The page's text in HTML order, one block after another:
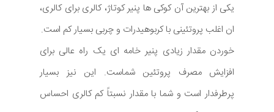
یکی از بهترین آن کوکی ها پنیر کوتاژ، کالری برای کالری،
ان اغلب پروتئینی با کربوهیدرات و چربی بسیار کم است.
خوردن مقدار زیادی پنیر خامه ای یک راه عالی برای
افزایش مصرف پروتئین شماست. این نیز بسیار
پرطرفدار است و شما با مقدار نسبتاً کم کالری احساس